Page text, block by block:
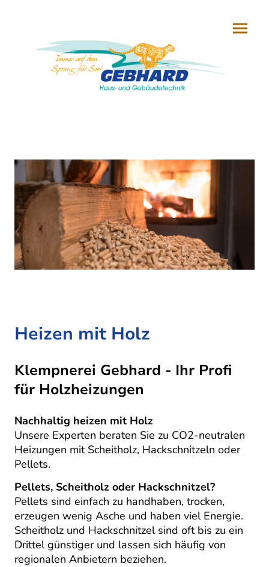
Heizen mit Holz
Klempnerei Gebhard - Ihr Profi
für Holzheizungen
Nachhaltig heizen mit Holz
Unsere Experten beraten Sie zu CO2-neutralen
Heizungen mit Scheitholz, Hackschnitzeln oder
Pellets.
Pellets, Scheitholz oder Hackschnitzel?
Pellets sind einfach zu handhaben, trocken,
erzeugen wenig Asche und haben viel Energie.
Scheitholz und Hackschnitzel sind oft bis zu ein
Drittel günstiger und lassen sich häufig von
regionalen Anbietern beziehen.